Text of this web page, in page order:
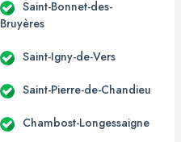
Saint-Bonnet-des-
Bruyères
Saint-Igny-de-Vers
Saint-Pierre-de-Chandieu
Chambost-Longessaigne